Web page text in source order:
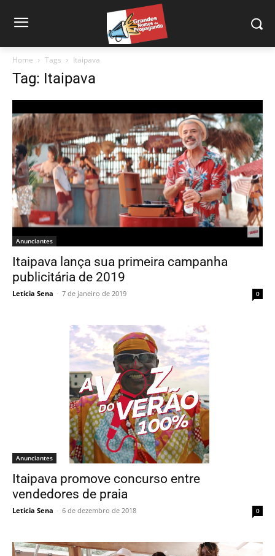
Home Tags Itaipava
Tag: Itaipava
Anunciantes
Itaipava lança sua primeira campanha
publicitária de 2019
Leticia Sena - 7 de janeiro de 2019 0
Anunciantes
Itaipava promove concurso entre
vendedores de praia
Leticia Sena - 6 de dezembro de 2018 0